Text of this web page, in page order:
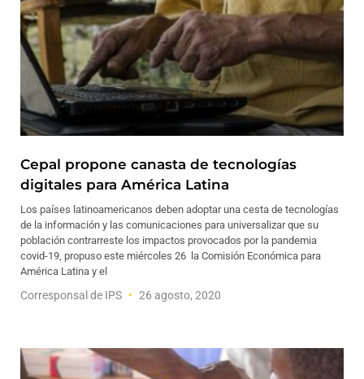
Cepal propone canasta de tecnologías
digitales para América Latina
Los países latinoamericanos deben adoptar una cesta de tecnologías
de la información y las comunicaciones para universalizar que su
población contrarreste los impactos provocados por la pandemia
covid-19, propuso este miércoles 26 la Comisión Económica para
América Latina y el
Corresponsal de IPS 26 agosto, 2020